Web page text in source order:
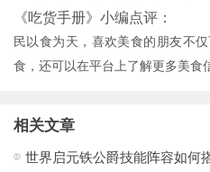
《吃货手册》小编点评：
民以食为天，喜欢美食的朋友不
食，还可以在平台上了解更多美食
相关文章